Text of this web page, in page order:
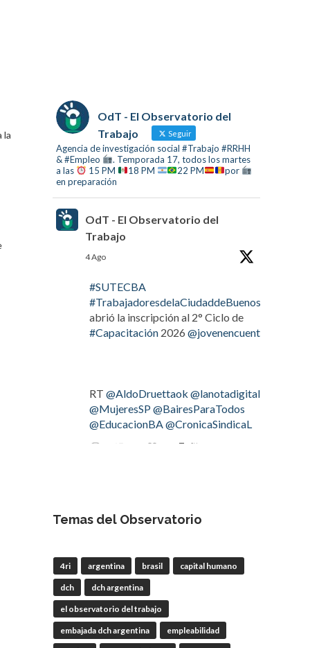
la
OdT - El Observatorio del
Trabajo
Seguir
Agencia de investigación social #Trabajo #RRHH
& #Empleo
. Temporada 17, todos los martes
a las
15 PM 18 PM 22 PM
por
en preparación
OdT - El Observatorio del
Trabajo
4 Ago
#SUTECBA
#TrabajadoresdelaCiudaddeBuenosAires
abrió la inscripción al 2° Ciclo de
#Capacitación 2026 @jovenencuentro
RT @AldoDruettaok @lanotadigital
@MujeresSP@BairesParaTodos
@EducacionBA@CronicaSindicaL
Twitter
#LaBancariarechazó la reforma de
la Carta Orgánica del#BCRA
RT@lanotadigital@La_Bancaria
Temas del Observatorio
4ri argentina brasil capital humano
dch dch argentina
el observatorio del trabajo
embajada dch argentina empleabilidad